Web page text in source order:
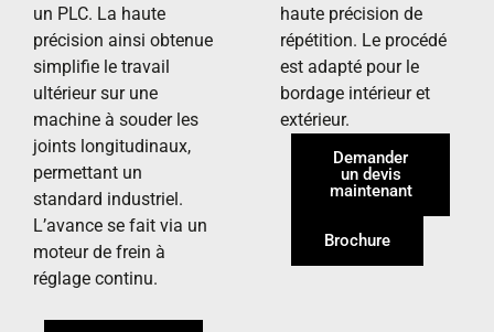
un PLC. La haute
précision ainsi obtenue
simplifie le travail
ultérieur sur une
machine à souder les
joints longitudinaux,
permettant un
standard industriel.
L’avance se fait via un
moteur de frein à
réglage continu.
haute précision de
répétition. Le procédé
est adapté pour le
bordage intérieur et
extérieur.
Demander
un devis
maintenant
Brochure